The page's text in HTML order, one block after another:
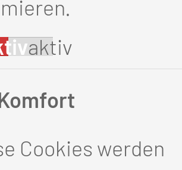
KONTAKT
0355 46 -0
ct.de
aktiv
Cookies werden